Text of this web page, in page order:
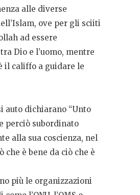
alle diverse
ove per gli sciiti
ad essere
Dio e l’uomo, mentre
il califfo a guidare le
auto dichiarano “Unto
perciò subordinato
alla sua coscienza, nel
che è bene da ciò che è
più le organizzazioni